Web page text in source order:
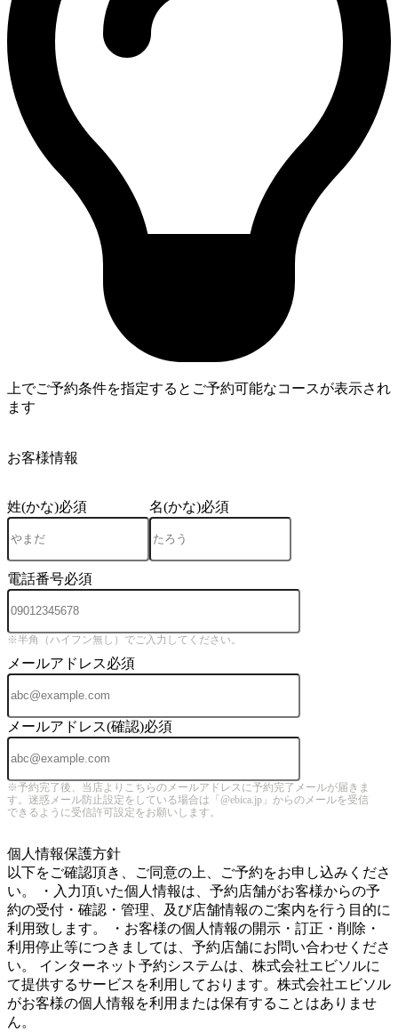
上でご予約条件を指定するとご予約可能なコースが表示され
ます
お客様情報
姓(かな)必須 名(かな)必須
電話番号必須
※半角（ハイフン無し）でご入力してください。
メールアドレス必須
メールアドレス(確認)必須
※予約完了後、当店よりこちらのメールアドレスに予約完了メールが届きま
す。迷惑メール防止設定をしている場合は「@ebica.jp」からのメールを受信
できるように受信許可設定をお願いします。
個人情報保護方針
以下をご確認頂き、ご同意の上、ご予約をお申し込みくださ
い。 ・入力頂いた個人情報は、予約店舗がお客様からの予
約の受付・確認・管理、及び店舗情報のご案内を行う目的に
利用致します。 ・お客様の個人情報の開示・訂正・削除・
利用停止等につきましては、予約店舗にお問い合わせくださ
い。 インターネット予約システムは、株式会社エビソルに
て提供するサービスを利用しております。株式会社エビソル
がお客様の個人情報を利用または保有することはありませ
ん。